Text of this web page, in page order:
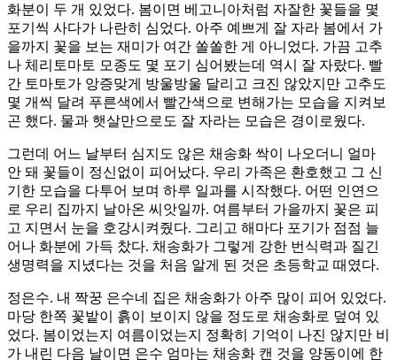
화분이 두 개 있었다. 봄이면 베고니아처럼 자잘한 꽃들을 몇
포기씩 사다가 나란히 심었다. 아주 예쁘게 잘 자라 봄에서 가
을까지 꽃을 보는 재미가 여간 쏠쏠한 게 아니었다. 가끔 고추
나 체리토마토 모종도 몇 포기 심어봤는데 역시 잘 자랐다. 빨
간 토마토가 앙증맞게 방울방울 달리고 크진 않았지만 고추도
몇 개씩 달려 푸른색에서 빨간색으로 변해가는 모습을 지켜보
곤 했다. 물과 햇살만으로도 잘 자라는 모습은 경이로웠다.
그런데 어느 날부터 심지도 않은 채송화 싹이 나오더니 얼마
안 돼 꽃들이 정신없이 피어났다. 우리 가족은 환호했고 그 신
기한 모습을 다투어 보며 하루 일과를 시작했다. 어떤 인연으
로 우리 집까지 날아온 씨앗일까. 여름부터 가을까지 꽃은 피
고 지면서 눈을 호강시켜줬다. 그리고 해마다 포기가 점점 늘
어나 화분에 가득 찼다. 채송화가 그렇게 강한 번식력과 질긴
생명력을 지녔다는 것을 처음 알게 된 것은 초등학교 때였다.
정은수. 내 짝꿍 은수네 집은 채송화가 아주 많이 피어 있었다.
마당 한쪽 꽃밭이 흙이 보이지 않을 정도로 채송화로 덮여 있
었다. 봄이었는지 여름이었는지 정확히 기억이 나진 않지만 비
가 내린 다음 날이면 은수 엄마는 채송화 캔 것을 양동이에 한